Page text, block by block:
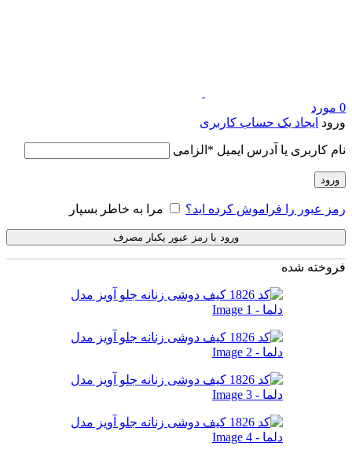
0 مورد
ورود ایجاد یک حساب کاربری
نام کاربری یا آدرس ایمیل * الزامی
ورود
رمز عبور را فراموش کرده اید؟ مرا به خاطر بسپار
ورود با رمز عبور یکبار مصرف
فروخته شده